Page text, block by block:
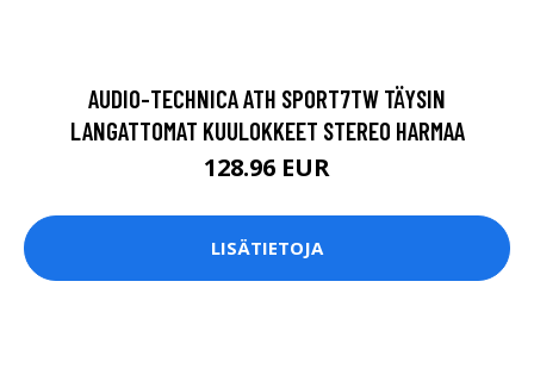
AUDIO-TECHNICA ATH SPORT7TW TÄYSIN
LANGATTOMAT KUULOKKEET STEREO HARMAA
128.96 EUR
LISÄTIETOJA